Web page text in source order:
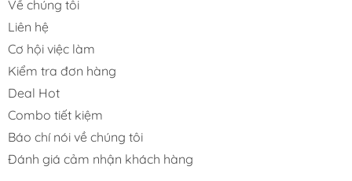
Về chúng tôi
Liên hệ
Cơ hội việc làm
Kiểm tra đơn hàng
Deal Hot
Combo tiết kiệm
Báo chí nói về chúng tôi
Đánh giá cảm nhận khách hàng